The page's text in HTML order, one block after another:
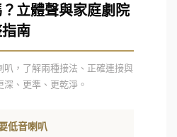
立體聲與家庭劇院
南
叭，了解兩種接法、正確連接與
、更準、更乾淨。
低音喇叭